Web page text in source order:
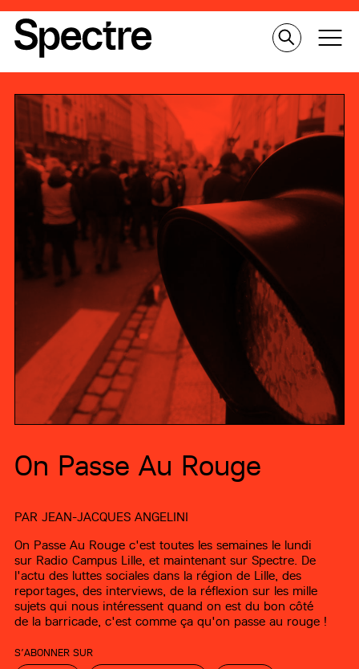
On Passe Au Rouge
PARJEAN-JACQUES ANGELINI
On Passe Au Rouge c'est toutes les semaines le lundi
sur Radio Campus Lille, et maintenant sur Spectre. De
l'actu des luttes sociales dans la région de Lille, des
reportages, des interviews, de la réflexion sur les mille
sujets qui nous intéressent quand on est du bon côté
de la barricade, c'est comme ça qu'on passe au rouge !
S’ABONNER SUR